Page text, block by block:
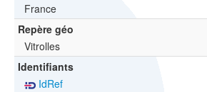
France
Repère géo
Vitrolles
Identifiants
IdRef